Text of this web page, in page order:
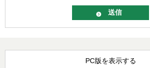
PC版を表示する